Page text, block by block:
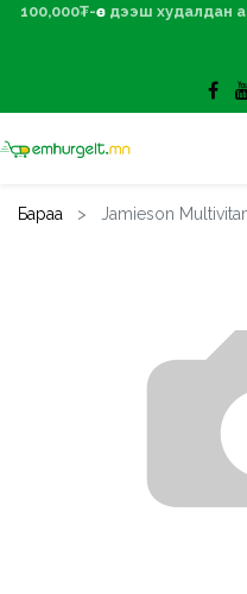
100,000₮-өөс дээш
Бараа Jamieson